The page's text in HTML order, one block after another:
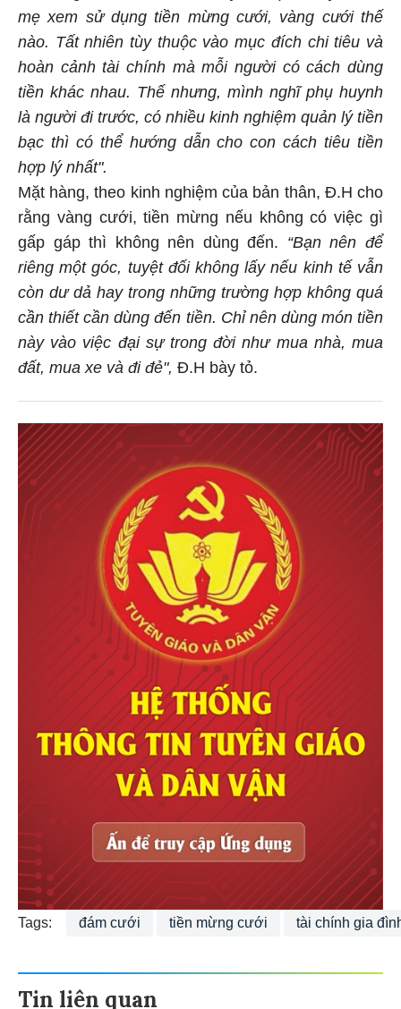
mẹ xem sử dụng tiền mừng cưới, vàng cưới thế
nào. Tất nhiên tùy thuộc vào mục đích chi tiêu và
hoàn cảnh tài chính mà mỗi người có cách dùng
tiền khác nhau. Thế nhưng, mình nghĩ phụ huynh
là người đi trước, có nhiều kinh nghiệm quản lý tiền
bạc thì có thể hướng dẫn cho con cách tiêu tiền
hợp lý nhất".
Mặt hàng, theo kinh nghiệm của bản thân, Đ.H cho
rằng vàng cưới, tiền mừng nếu không có việc gì
gấp gáp thì không nên dùng đến. “Bạn nên để
riêng một góc, tuyệt đối không lấy nếu kinh tế vẫn
còn dư dả hay trong những trường hợp không quá
cần thiết cần dùng đến tiền. Chỉ nên dùng món tiền
này vào việc đại sự trong đời như mua nhà, mua
đất, mua xe và đi đẻ", Đ.H bày tỏ.
Tags: đám cưới tiền mừng cưới tài chính gia
Tin liên quan